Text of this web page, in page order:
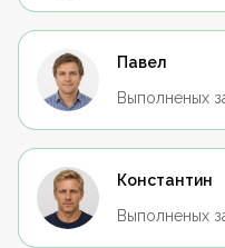
Павел
Выполненых
Константин
Выполненых